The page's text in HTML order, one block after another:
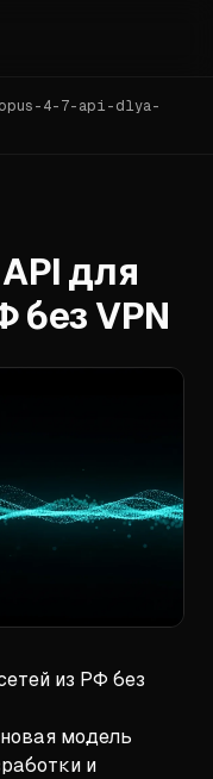
4-7-api-dlya-
для
без VPN
из РФ без
модель
и